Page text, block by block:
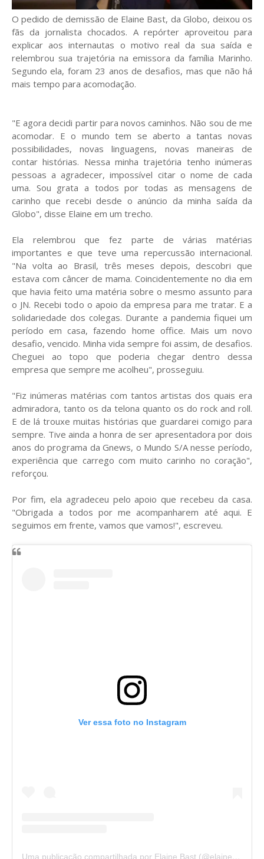
O pedido de demissão de Elaine Bast, da Globo, deixou os
fãs da jornalista chocados. A repórter aproveitou para
explicar aos internautas o motivo real da sua saída e
relembrou sua trajetória na emissora da família Marinho.
Segundo ela, foram 23 anos de desafios, mas que não há
mais tempo para acomodação.
"E agora decidi partir para novos caminhos. Não sou de me
acomodar. E o mundo tem se aberto a tantas novas
possibilidades, novas linguagens, novas maneiras de
contar histórias. Nessa minha trajetória tenho inúmeras
pessoas a agradecer, impossível citar o nome de cada
uma. Sou grata a todos por todas as mensagens de
carinho que recebi desde o anúncio da minha saída da
Globo", disse Elaine em um trecho.
Ela relembrou que fez parte de várias matérias
importantes e que teve uma repercussão internacional.
"Na volta ao Brasil, três meses depois, descobri que
estava com câncer de mama. Coincidentemente no dia em
que havia feito uma matéria sobre o mesmo assunto para
o JN. Recebi todo o apoio da empresa para me tratar. E a
solidariedade dos colegas. Durante a pandemia fiquei um
período em casa, fazendo home office. Mais um novo
desafio, vencido. Minha vida sempre foi assim, de desafios.
Cheguei ao topo que poderia chegar dentro dessa
empresa que sempre me acolheu", prosseguiu.
"Fiz inúmeras matérias com tantos artistas dos quais era
admiradora, tanto os da telona quanto os do rock and roll.
E de lá trouxe muitas histórias que guardarei comigo para
sempre. Tive ainda a honra de ser apresentadora por dois
anos do programa da Gnews, o Mundo S/A nesse período,
experiência que carrego com muito carinho no coração",
reforçou.
Por fim, ela agradeceu pelo apoio que recebeu da casa.
"Obrigada a todos por me acompanharem até aqui. E
seguimos em frente, vamos que vamos!", escreveu.
Ver essa foto no Instagram
Uma publicação compartilhada por Elaine Bast (@elainebast)